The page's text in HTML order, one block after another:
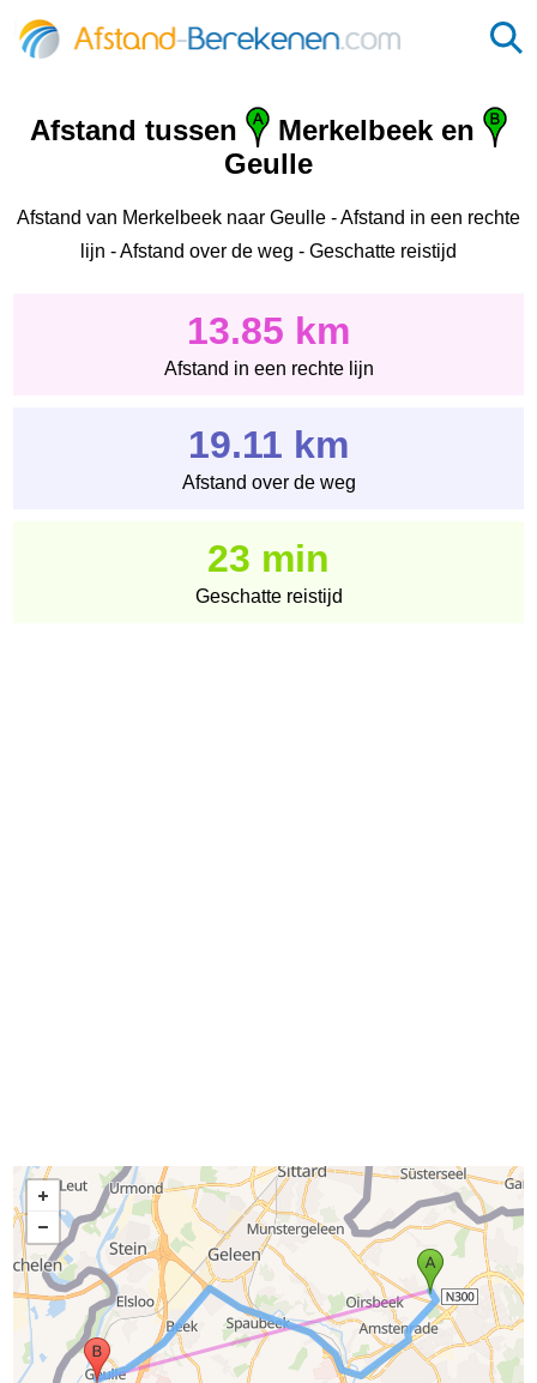
Afstand tussen
Merkelbeek en
Geulle
Afstand van Merkelbeek naar Geulle - Afstand in een rechte
lijn - Afstand over de weg - Geschatte reistijd
13.85 km
Afstand in een rechte lijn
19.11 km
Afstand over de weg
23 min
Geschatte reistijd